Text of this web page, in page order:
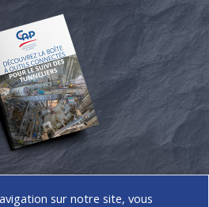
sur notre site, vous